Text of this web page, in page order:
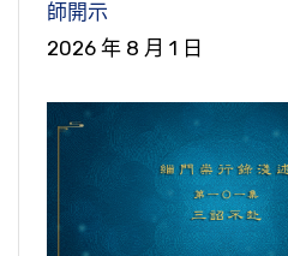
師開示
2026 年 8 月 1 日